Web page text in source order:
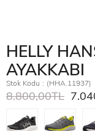
HELLY
AYAKKABI
Stok Kodu (HHA.11937)
8.800,00TL